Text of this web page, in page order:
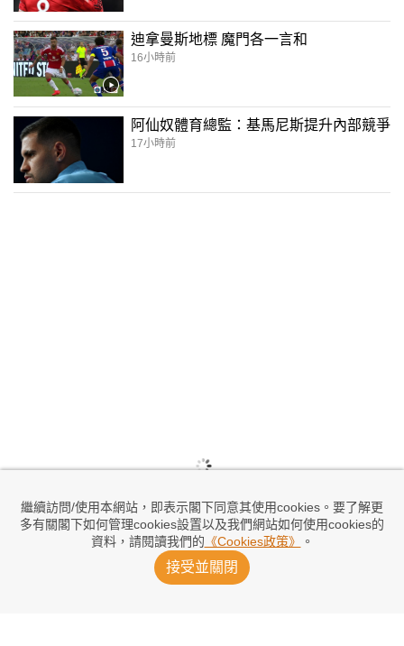
繼續訪問/使用本網站，即表示閣下同意其使用cookies。要了解更
多有關閣下如何管理cookies設置以及我們網站如何使用cookies的
資料，請閱讀我們的 《Cookies政策》 。
接受並關閉
迪拿曼斯地標 魔門各一言和
16小時前
阿仙奴體育總監：基馬尼斯提升內部競爭
17小時前